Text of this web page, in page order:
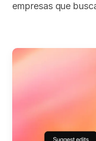
empresas que